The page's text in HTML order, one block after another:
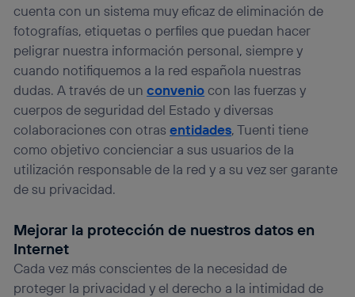
cuenta con un sistema muy eficaz de eliminación de
fotografías, etiquetas o perfiles que puedan hacer
peligrar nuestra información personal, siempre y
cuando notifiquemos a la red española nuestras
dudas. A través de unconveniocon las fuerzas y
cuerpos de seguridad del Estado y diversas
colaboraciones con otrasentidades, Tuenti tiene
como objetivo concienciar a sus usuarios de la
utilización responsable de la red y a su vez ser garante
de su privacidad.
Mejorar la protección de nuestros datos en
Internet
Cada vez más conscientes de la necesidad de
proteger la privacidad y el derecho a la intimidad de